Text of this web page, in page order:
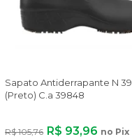
Sapato Antiderrapante N 39
(Preto) C.a 39848
R$ 105,76 R$ 93,96 no Pix